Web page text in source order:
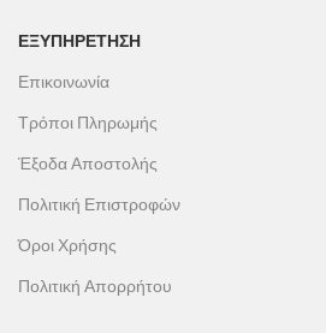
ΕΞΥΠΗΡΕΤΗΣΗ
Επικοινωνία
Τρόποι Πληρωμής
Έξοδα Αποστολής
Πολιτική Επιστροφών
Όροι Χρήσης
Πολιτική Απορρήτου